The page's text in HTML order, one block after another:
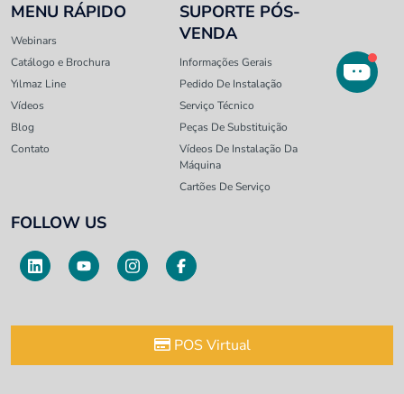
MENU RÁPIDO
Webinars
Catálogo e Brochura
Yılmaz Line
Vídeos
Blog
Contato
SUPORTE PÓS-
VENDA
Informações Gerais
Pedido De Instalação
Serviço Técnico
Peças De Substituição
Vídeos De Instalação Da
Máquina
Cartões De Serviço
FOLLOW US
POS Virtual